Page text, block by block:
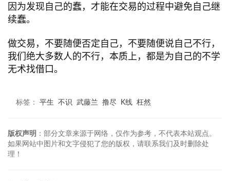
因为发现自己的蠢，才能在交易的过程中避免自己继
续蠢。
做交易，不要随便否定自己，不要随便说自己不行，
我们绝大多数人的不行，本质上，都是为自己的不学
无术找借口。
标签： 平生 不识 武藤兰 撸尽 K线 枉然
版权声明 ：部分文章来源于网络，仅作为参考，不代表本站观点。
如果网站中图片和文字侵犯了您的版权，请联系我们及时删除处
理！